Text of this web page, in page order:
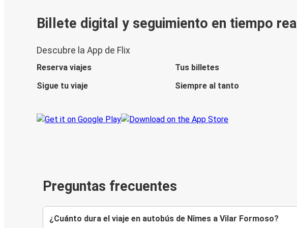
Billete digital y seguimiento en tiempo real
Descubre la App de Flix
Reserva viajes
Tus billetes
Sigue tu viaje
Siempre al tanto
Preguntas frecuentes
¿Cuánto dura el viaje en autobús de Nîmes a Vilar Formoso?